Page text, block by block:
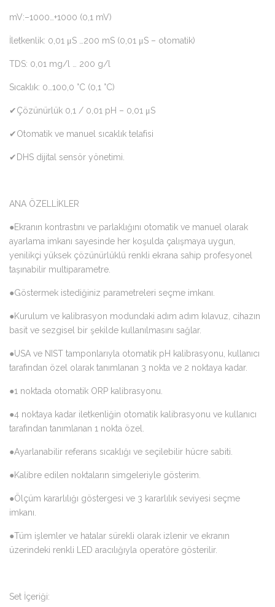
mV:–1000…+1000 (0,1 mV)
İletkenlik: 0,01 μS …200 mS (0,01 μS – otomatik)
TDS: 0,01 mg/l … 200 g/l
Sıcaklık: 0…100,0 °C (0,1 °C)
✔Çözünürlük 0,1 / 0,01 pH – 0,01 μS
✔Otomatik ve manuel sıcaklık telafisi
✔DHS dijital sensör yönetimi.
ANA ÖZELLİKLER
●Ekranın kontrastını ve parlaklığını otomatik ve manuel olarak
ayarlama imkanı sayesinde her koşulda çalışmaya uygun,
yenilikçi yüksek çözünürlüklü renkli ekrana sahip profesyonel
taşınabilir multiparametre.
●Göstermek istediğiniz parametreleri seçme imkanı.
●Kurulum ve kalibrasyon modundaki adım adım kılavuz, cihazın
basit ve sezgisel bir şekilde kullanılmasını sağlar.
●USA ve NIST tamponlarıyla otomatik pH kalibrasyonu, kullanıcı
tarafından özel olarak tanımlanan 3 nokta ve 2 noktaya kadar.
●1 noktada otomatik ORP kalibrasyonu.
●4 noktaya kadar iletkenliğin otomatik kalibrasyonu ve kullanıcı
tarafından tanımlanan 1 nokta özel.
●Ayarlanabilir referans sıcaklığı ve seçilebilir hücre sabiti.
●Kalibre edilen noktaların simgeleriyle gösterim.
●Ölçüm kararlılığı göstergesi ve 3 kararlılık seviyesi seçme
imkanı.
●Tüm işlemler ve hatalar sürekli olarak izlenir ve ekranın
üzerindeki renkli LED aracılığıyla operatöre gösterilir.
Set İçeriği: